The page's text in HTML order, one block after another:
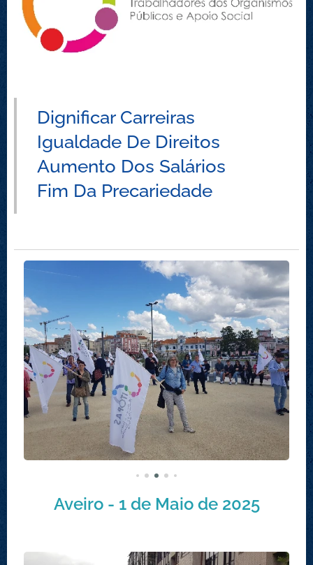
Dignificar Carreiras
Igualdade De Direitos
Aumento Dos Salários
Fim Da Precariedade
Aveiro - 1 de Maio de 2025